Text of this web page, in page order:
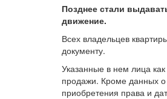
Позднее стали
движение.
Всех владельцев
документу.
Указанные в нем лица
продажи. Кроме данных о
приобретения права и